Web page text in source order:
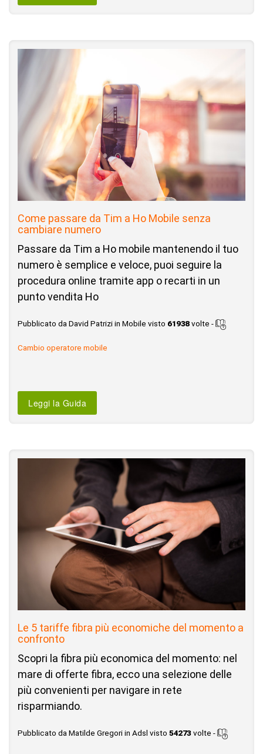
Come passare da Tim a Ho Mobile senza
cambiare numero
Passare da Tim a Ho mobile mantenendo il tuo
numero è semplice e veloce, puoi seguire la
procedura online tramite app o recarti in un
punto vendita Ho
Pubblicato da David Patrizi in Mobile visto 61938volte -
Cambio operatore mobile
Leggi la Guida
Le 5 tariffe fibra più economiche del momento a
confronto
Scopri la fibra più economica del momento: nel
mare di offerte fibra, ecco una selezione delle
più convenienti per navigare in rete
risparmiando.
Pubblicato da Matilde Gregori in Adsl visto 54273volte -